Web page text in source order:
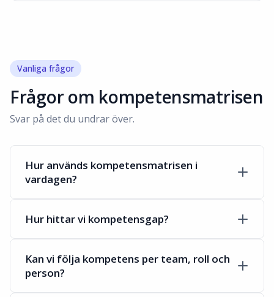
Vanliga frågor
Frågor om kompetensmatrisen
Svar på det du undrar över.
Hur används kompetensmatrisen i
vardagen?
Hur hittar vi kompetensgap?
Kan vi följa kompetens per team, roll och
person?